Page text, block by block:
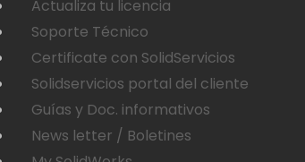
Actualiza tu licencia
Soporte Técnico
Certificate con SolidServicios
Solidservicios portal del cliente
Guías y Doc. informativos
News letter / Boletines